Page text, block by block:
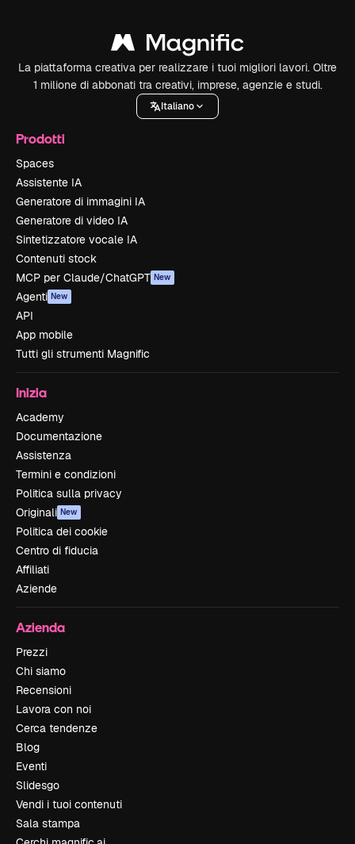
La piattaforma creativa per realizzare i tuoi migliori lavori. Oltre
1 milione di abbonati tra creativi, imprese, agenzie e studi.
Italiano
Prodotti
Spaces
Assistente IA
Generatore di immagini IA
Generatore di video IA
Sintetizzatore vocale IA
Contenuti stock
MCP per Claude/ChatGPT New
Agenti New
API
App mobile
Tutti gli strumenti Magnific
Inizia
Academy
Documentazione
Assistenza
Termini e condizioni
Politica sulla privacy
Originali New
Politica dei cookie
Centro di fiducia
Affiliati
Aziende
Azienda
Prezzi
Chi siamo
Recensioni
Lavora con noi
Cerca tendenze
Blog
Eventi
Slidesgo
Vendi i tuoi contenuti
Sala stampa